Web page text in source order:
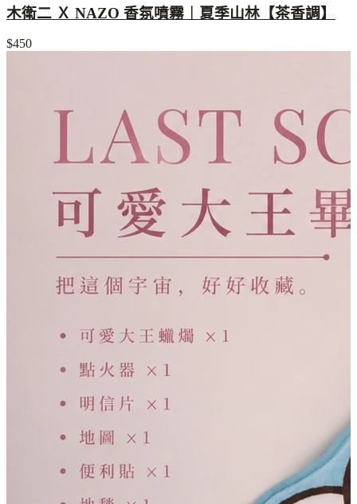
木衛二 Ｘ NAZO 香氛噴霧︱夏季山林【茶香調】
$450